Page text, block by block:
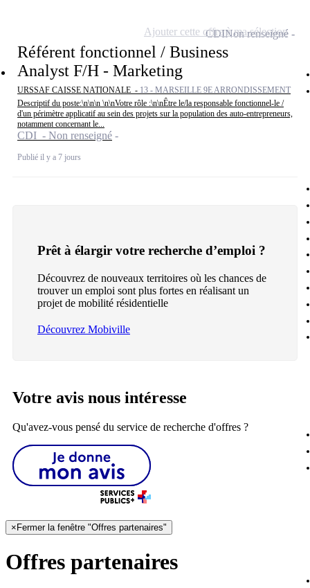
Référent fonctionnel / Business
Analyst F/H - Marketing
URSSAF CAISSE NATIONALE - 13 - MARSEILLE 9E ARRONDISSEMENT
Descriptif du poste:\n\n\n \n\nVotre rôle :\n\nÊtre le/la responsable fonctionnel-le /
d'un périmètre applicatif au sein des projets sur la population des auto-entrepreneurs,
notamment concernant le...
CDI - Non renseigné
Publié il y a 7 jours
CDINon renseigné
Ajouter cette offre à ma sélection
Prêt à élargir votre recherche d’emploi ?
Découvrez de nouveaux territoires où les chances de
trouver un emploi sont plus fortes en réalisant un
projet de mobilité résidentielle
Découvrez Mobiville
Votre avis nous intéresse
Qu'avez-vous pensé du service de recherche d'offres ?
× Fermer la fenêtre "Offres partenaires"
Offres partenaires